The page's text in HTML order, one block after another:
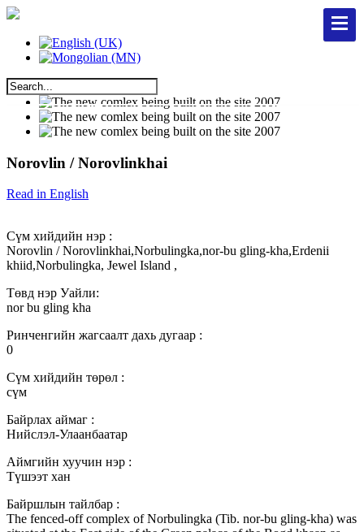
Norovlin / Norovlinkhai
Read in English
Сүм хийдийн нэр :
Norovlin / Norovlinkhai,Norbulingka,nor-bu gling-kha,Erdenii
khiid,Norbulingka, Jewel Island ,
Төвд нэр Уайли:
nor bu gling kha
Ринченгийн жагсаалт дахь дугаар :
0
Сүм хийдийн төрөл :
cүм
Байрлах аймаг :
Нийслэл-Улаанбаатар
Аймгийн хуучин нэр :
Түшээт хан
Байршлын тайлбар :
The fenced-off complex of Norbulingka (Tib. nor-bu gling-kha) was